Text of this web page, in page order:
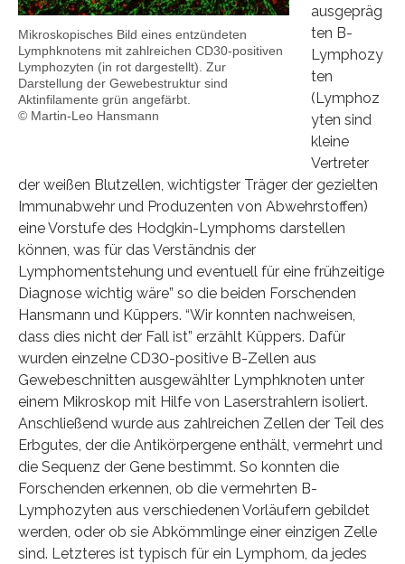
Mikroskopisches Bild eines entzündeten
Lymphknotens mit zahlreichen CD30-positiven
Lymphozyten (in rot dargestellt). Zur
Darstellung der Gewebestruktur sind
Aktinfilamente grün angefärbt.
© Martin-Leo Hansmann
ausgepräg
ten B-
Lymphozy
ten
(Lymphoz
yten sind
kleine
Vertreter
der weißen Blutzellen, wichtigster Träger der gezielten
Immunabwehr und Produzenten von Abwehrstoffen)
eine Vorstufe des Hodgkin-Lymphoms darstellen
können, was für das Verständnis der
Lymphomentstehung und eventuell für eine frühzeitige
Diagnose wichtig wäre” so die beiden Forschenden
Hansmann und Küppers. “Wir konnten nachweisen,
dass dies nicht der Fall ist” erzählt Küppers. Dafür
wurden einzelne CD30-positive B-Zellen aus
Gewebeschnitten ausgewählter Lymphknoten unter
einem Mikroskop mit Hilfe von Laserstrahlern isoliert.
Anschließend wurde aus zahlreichen Zellen der Teil des
Erbgutes, der die Antikörpergene enthält, vermehrt und
die Sequenz der Gene bestimmt. So konnten die
Forschenden erkennen, ob die vermehrten B-
Lymphozyten aus verschiedenen Vorläufern gebildet
werden, oder ob sie Abkömmlinge einer einzigen Zelle
sind. Letzteres ist typisch für ein Lymphom, da jedes